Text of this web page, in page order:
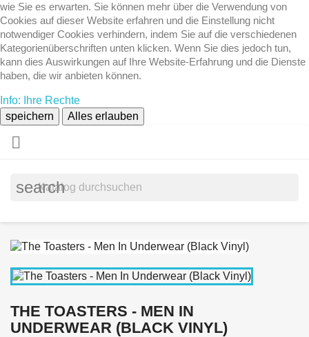
wie Sie es erwarten. Sie können mehr über die Verwendung von
Cookies auf dieser Website erfahren und die Einstellung nicht
notwendiger Cookies verhindern, indem Sie auf die verschiedenen
Kategorienüberschriften unten klicken. Wenn Sie dies jedoch tun,
kann dies Auswirkungen auf Ihre Website-Erfahrung und die Dienste
haben, die wir anbieten können.
Info: Ihre Rechte
speichern
Alles erlauben

search
THE TOASTERS - MEN IN
UNDERWEAR (BLACK VINYL)